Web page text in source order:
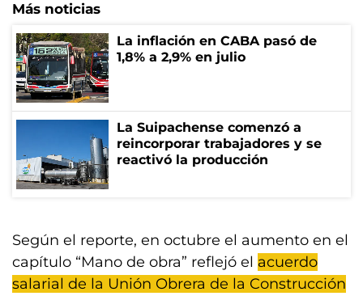
Más noticias
La inflación en CABA pasó de
1,8% a 2,9% en julio
La Suipachense comenzó a
reincorporar trabajadores y se
reactivó la producción
Según el reporte, en octubre el aumento en el
capítulo “Mano de obra” reflejó el acuerdo
salarial de la Unión Obrera de la Construcción